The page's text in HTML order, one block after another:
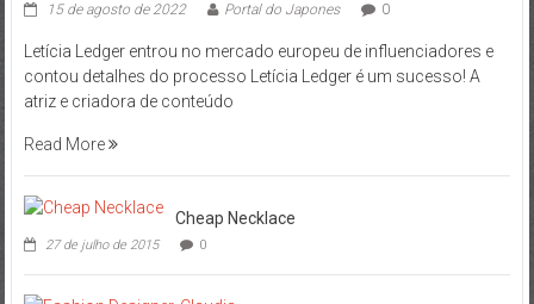
15 de agosto de 2022 Portal do Japones 0
Letícia Ledger entrou no mercado europeu de influenciadores e
contou detalhes do processo Letícia Ledger é um sucesso! A
atriz e criadora de conteúdo
Read More
Cheap Necklace
27 de julho de 2015 0